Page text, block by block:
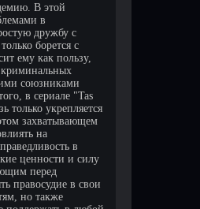
В этой
в
дружбу с
борется с
ему как пользу,
криминальных
союзниками
в сериале "Tas
только укрепляется
захватывающем
на
в
ценности и силу
перед
правосудие в свои
но также